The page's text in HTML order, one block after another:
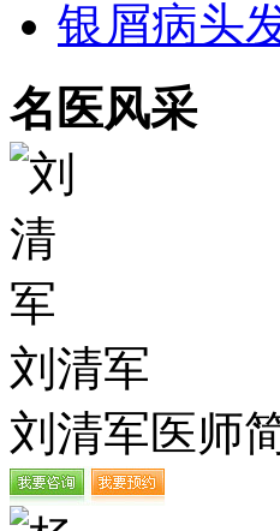
银屑病头
名医风采
刘清军
刘清军医师